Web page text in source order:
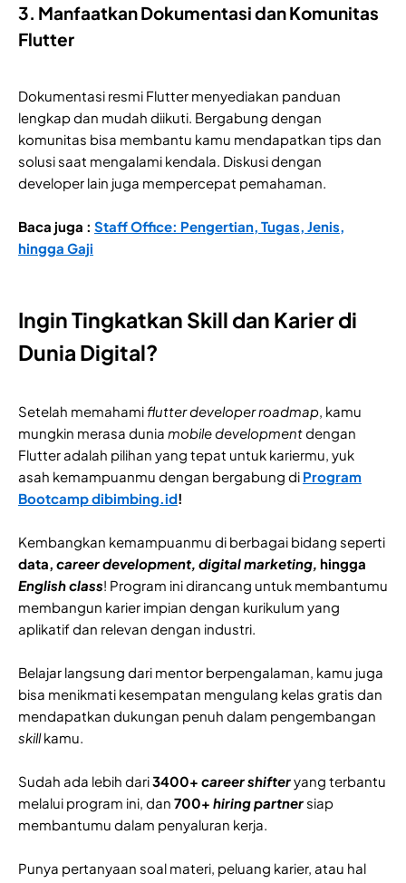
3. Manfaatkan Dokumentasi dan Komunitas
Flutter
Dokumentasi resmi Flutter menyediakan panduan
lengkap dan mudah diikuti. Bergabung dengan
komunitas bisa membantu kamu mendapatkan tips dan
solusi saat mengalami kendala. Diskusi dengan
developer lain juga mempercepat pemahaman.
Baca juga : Staff Office: Pengertian, Tugas, Jenis,
hingga Gaji
Ingin Tingkatkan Skill dan Karier di
Dunia Digital?
Setelah memahamiflutter developer roadmap, kamu
mungkin merasa dunia mobile developmentdengan
Flutter adalah pilihan yang tepat untuk kariermu, yuk
asah kemampuanmu dengan bergabung di Program
Bootcamp dibimbing.id!
Kembangkan kemampuanmu di berbagai bidang seperti
data, career development, digital marketing, hingga
English class! Program ini dirancang untuk membantumu
membangun karier impian dengan kurikulum yang
aplikatif dan relevan dengan industri.
Belajar langsung dari mentor berpengalaman, kamu juga
bisa menikmati kesempatan mengulang kelas gratis dan
mendapatkan dukungan penuh dalam pengembangan
skillkamu.
Sudah ada lebih dari3400+ career shifteryang terbantu
melalui program ini, dan 700+ hiring partnersiap
membantumu dalam penyaluran kerja.
Punya pertanyaan soal materi, peluang karier, atau hal